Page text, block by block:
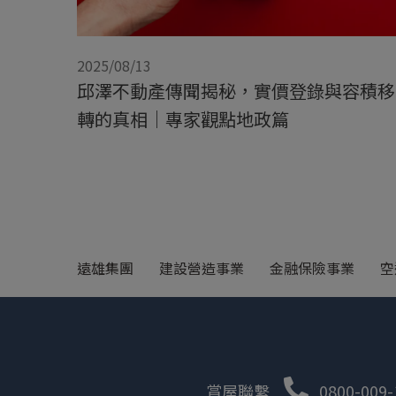
2025/08/13
邱澤不動產傳聞揭秘，實價登錄與容積移
轉的真相｜專家觀點地政篇
遠雄集團 建設營造事業 金融保險事業
賞屋聯繫 0800-